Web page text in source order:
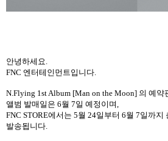
안녕하세요
FNC 엔터테인먼트입니다
N.Flying 1st Album [Man on the Moon] 의 예약
앨범 발매일은 6월 7일 예정이며
FNC STORE에서는 5월 24일부터 6월 7일까지
발송됩니다